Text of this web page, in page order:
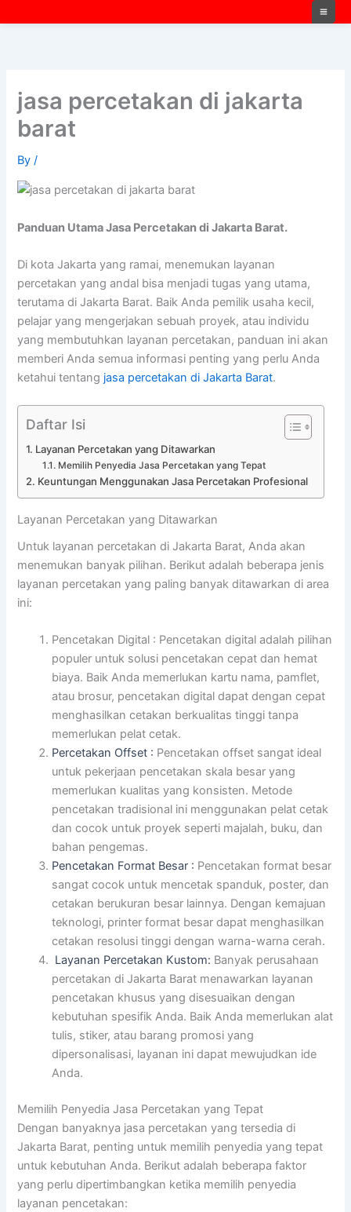
to
jasa percetakan di jakarta
barat
By/
Panduan Utama Jasa Percetakan di Jakarta Barat.
Di kota Jakarta yang ramai, menemukan layanan
percetakan yang andal bisa menjadi tugas yang utama,
terutama di Jakarta Barat. Baik Anda pemilik usaha kecil,
pelajar yang mengerjakan sebuah proyek, atau individu
yang membutuhkan layanan percetakan, panduan ini akan
memberi Anda semua informasi penting yang perlu Anda
ketahui tentang jasa percetakan di Jakarta Barat.
Daftar Isi
Layanan Percetakan yang Ditawarkan
Memilih Penyedia Jasa Percetakan yang Tepat
Keuntungan Menggunakan Jasa Percetakan Profesional
Layanan Percetakan yang Ditawarkan
Untuk layanan percetakan di Jakarta Barat, Anda akan
menemukan banyak pilihan. Berikut adalah beberapa jenis
layanan percetakan yang paling banyak ditawarkan di area
ini:
Pencetakan Digital : Pencetakan digital adalah pilihan
populer untuk solusi pencetakan cepat dan hemat
biaya. Baik Anda memerlukan kartu nama, pamflet,
atau brosur, pencetakan digital dapat dengan cepat
menghasilkan cetakan berkualitas tinggi tanpa
memerlukan pelat cetak.
Percetakan Offset : Pencetakan offset sangat ideal
untuk pekerjaan pencetakan skala besar yang
memerlukan kualitas yang konsisten. Metode
pencetakan tradisional ini menggunakan pelat cetak
dan cocok untuk proyek seperti majalah, buku, dan
bahan pengemas.
Pencetakan Format Besar : Pencetakan format besar
sangat cocok untuk mencetak spanduk, poster, dan
cetakan berukuran besar lainnya. Dengan kemajuan
teknologi, printer format besar dapat menghasilkan
cetakan resolusi tinggi dengan warna-warna cerah.
Layanan Percetakan Kustom: Banyak perusahaan
percetakan di Jakarta Barat menawarkan layanan
pencetakan khusus yang disesuaikan dengan
kebutuhan spesifik Anda. Baik Anda memerlukan alat
tulis, stiker, atau barang promosi yang
dipersonalisasi, layanan ini dapat mewujudkan ide
Anda.
Memilih Penyedia Jasa Percetakan yang Tepat
Dengan banyaknya jasa percetakan yang tersedia di
Jakarta Barat, penting untuk memilih penyedia yang tepat
untuk kebutuhan Anda. Berikut adalah beberapa faktor
yang perlu dipertimbangkan ketika memilih penyedia
layanan pencetakan: